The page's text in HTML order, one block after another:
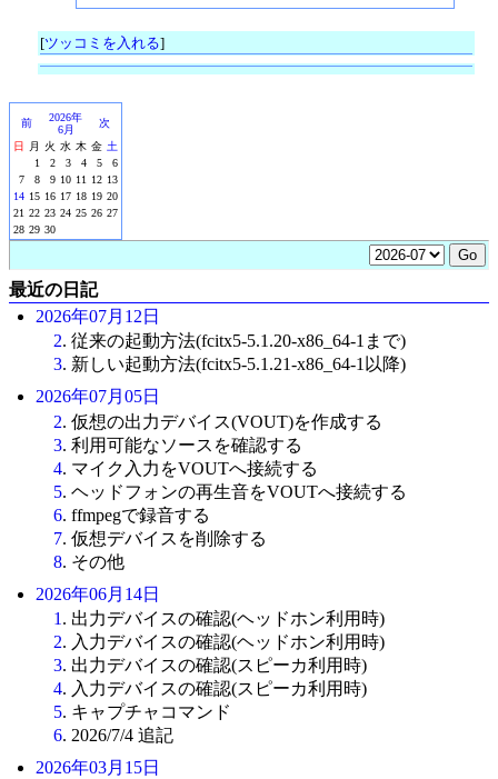
[ツッコミを入れる]
前
2026年
6月
次
日
月 火 水 木 金 土
1
2 3 4 5
6
7
8 9 10 11 12 13
14 15 16 17 18 19 20
21 22 23 24 25 26 27
28 29 30
最近の日記
2026年07月12日
2. 従来の起動方法(fcitx5-5.1.20-x86_64-1まで)
3. 新しい起動方法(fcitx5-5.1.21-x86_64-1以降)
2026年07月05日
2. 仮想の出力デバイス(VOUT)を作成する
3. 利用可能なソースを確認する
4. マイク入力をVOUTへ接続する
5. ヘッドフォンの再生音をVOUTへ接続する
6. ffmpegで録音する
7. 仮想デバイスを削除する
8. その他
2026年06月14日
1 . 出力デバイスの確認(ヘッドホン利用時)
2. 入力デバイスの確認(ヘッドホン利用時)
3. 出力デバイスの確認(スピーカ利用時)
4. 入力デバイスの確認(スピーカ利用時)
5. キャプチャコマンド
6. 2026/7/4 追記
2026年03月15日